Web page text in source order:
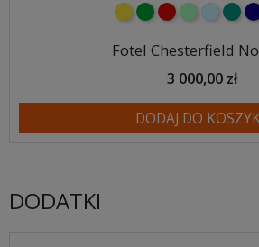
żółtyzielonyczerwony
miętowybłękitny
Fotel Chesterfield
3 000,00 zł
DODAJ DO
DODATKI